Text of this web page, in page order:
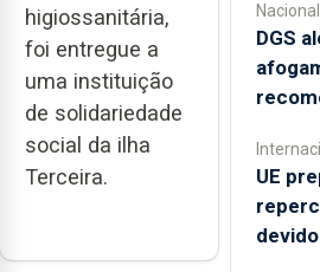
higiossanitária,
foi entregue a
uma instituição
de solidariedade
social da ilha
Terceira.
Nacional
DGS
UE